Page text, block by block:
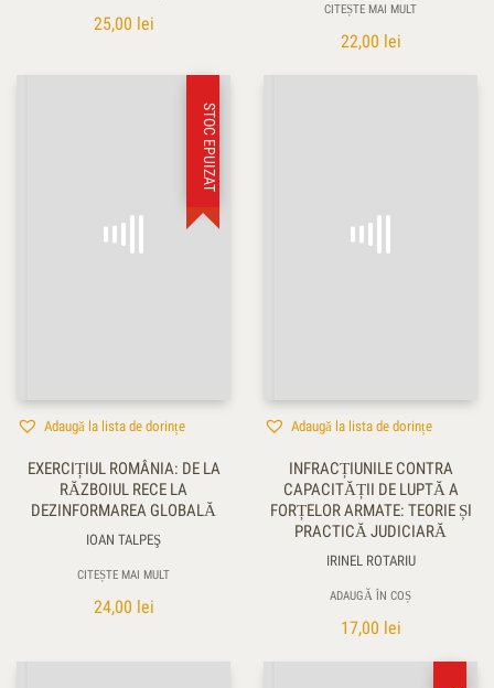
25,00 lei
CITEȘTE MAI MULT
22,00 lei
STOC EPUIZAT
Adaugă la lista de dorințe
EXERCIȚIUL ROMÂNIA: DE LA
RĂZBOIUL RECE LA
DEZINFORMAREA GLOBALĂ
IOAN TALPEŞ
CITEȘTE MAI MULT
24,00 lei
Adaugă la lista de dorințe
INFRACȚIUNILE CONTRA
CAPACITĂȚII DE LUPTĂ A
FORȚELOR ARMATE: TEORIE ȘI
PRACTICĂ JUDICIARĂ
IRINEL ROTARIU
ADAUGĂ ÎN COȘ
17,00 lei